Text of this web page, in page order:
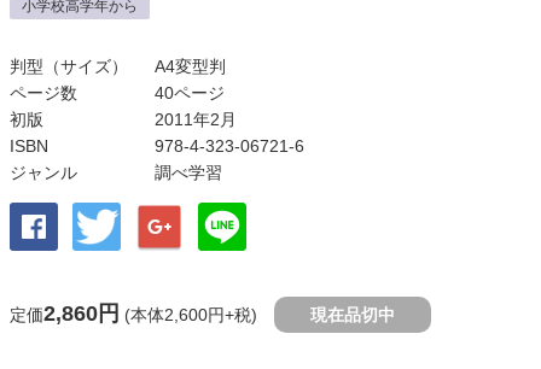
小学校高学年から
判型（サイズ）
A4変型判
ページ数
40ページ
初版
2011年2月
ISBN
978-4-323-06721-6
ジャンル
調べ学習
定価2,860円 (本体2,600円+税) 現在品切中